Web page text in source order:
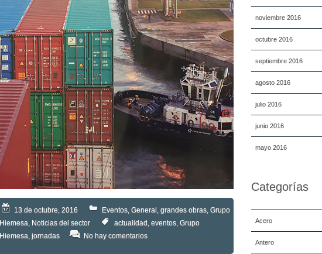
noviembre 2016
octubre 2016
septiembre 2016
agosto 2016
julio 2016
junio 2016
mayo 2016
Categorías
Acero
Antero
13 de octubre, 2016 Eventos, General , grandes obras, Grupo
Hiemesa, Noticias del sector actualidad , eventos, Grupo
Hiemesa, jornadas No hay comentarios